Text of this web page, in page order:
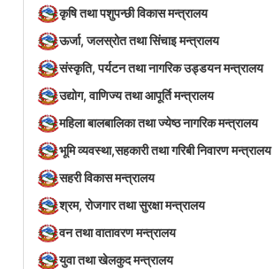
कृषि तथा पशुपन्छी विकास मन्त्रालय
ऊर्जा, जलस्रोत तथा सिंचाइ मन्त्रालय
संस्कृति, पर्यटन तथा नागरिक उड्डयन मन्त्रालय
उद्योग, वाणिज्य तथा आपूर्ति मन्त्रालय
महिला बालबालिका तथा ज्येष्ठ नागरिक मन्त्रालय
भूमि व्यवस्था,सहकारी तथा गरिबी निवारण मन्त्रालय
सहरी विकास मन्त्रालय
श्रम, रोजगार तथा सुरक्षा मन्त्रालय
वन तथा वातावरण मन्त्रालय
युवा तथा खेलकुद मन्त्रालय